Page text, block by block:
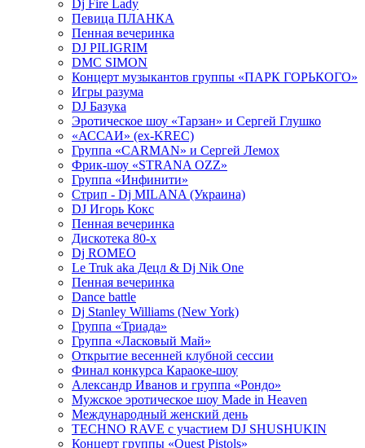
Dj Fire Lady
Певица ПЛАНКА
Пенная вечеринка
DJ PILIGRIM
DMC SIMON
Концерт музыкантов группы «ПАРК ГОРЬКОГО»
Игры разума
DJ Базука
Эротическое шоу «Тарзан» и Сергей Глушко
«АССАИ» (ex-KREC)
Группа «CARMAN» и Сергей Лемох
Фрик-шоу «STRANA OZZ»
Группа «Инфинити»
Стрип - Dj MILANA (Украина)
DJ Игорь Кокс
Пенная вечеринка
Дискотека 80-х
Dj ROMEO
Le Truk aka Децл & Dj Nik One
Пенная вечеринка
Dance battle
Dj Stanley Williams (New York)
Группа «Триада»
Группа «Ласковый Май»
Открытие весенней клубной сессии
Финал конкурса Караоке-шоу
Александр Иванов и группа «Рондо»
Мужское эротическое шоу Made in Heaven
Международный женский день
TECHNO RAVE с участием DJ SHUSHUKIN
Концерт группы «Quest Pistols»